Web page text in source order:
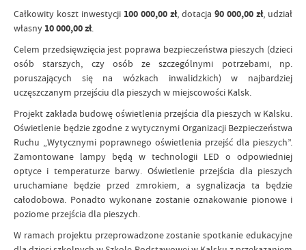
Całkowity koszt inwestycji 100 000,00 zł, dotacja 90 000,00 zł, udział
własny 10 000,00 zł.
Celem przedsięwzięcia jest poprawa bezpieczeństwa pieszych (dzieci
osób starszych, czy osób ze szczególnymi potrzebami, np.
poruszających się na wózkach inwalidzkich) w najbardziej
uczęszczanym przejściu dla pieszych w miejscowości Kalsk.
Projekt zakłada budowę oświetlenia przejścia dla pieszych w Kalsku.
Oświetlenie będzie zgodne z wytycznymi Organizacji Bezpieczeństwa
Ruchu „Wytycznymi poprawnego oświetlenia przejść dla pieszych”.
Zamontowane lampy będą w technologii LED o odpowiedniej
optyce i temperaturze barwy. Oświetlenie przejścia dla pieszych
uruchamiane będzie przed zmrokiem, a sygnalizacja ta będzie
całodobowa. Ponadto wykonane zostanie oznakowanie pionowe i
poziome przejścia dla pieszych.
W ramach projektu przeprowadzone zostanie spotkanie edukacyjne